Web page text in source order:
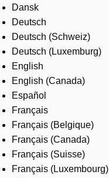
Services
About us
Where to buy
Contact us
Careers
Dansk
Deutsch
Deutsch (Schweiz)
Deutsch (Luxemburg)
English
English (Canada)
Español
Français
Français (Belgique)
Français (Canada)
Français (Suisse)
Français (Luxembourg)